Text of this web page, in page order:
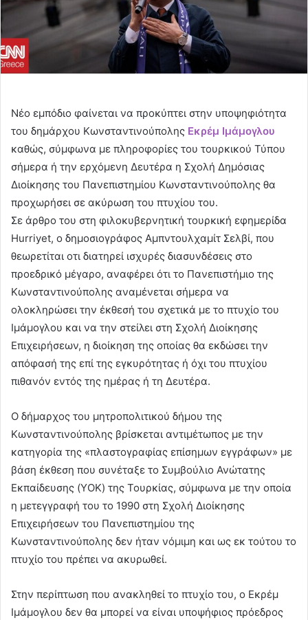
Νέο εμπόδιο φαίνεται να προκύπτει στην υποψηφιότητα
του δημάρχου Κωνσταντινούπολης Εκρέμ Ιμάμογλου
καθώς, σύμφωνα με πληροφορίες του τουρκικού Τύπου
σήμερα ή την ερχόμενη Δευτέρα η Σχολή Δημόσιας
Διοίκησης του Πανεπιστημίου Κωνσταντινούπολης θα
προχωρήσει σε ακύρωση του πτυχίου του.
Σε άρθρο του στη φιλοκυβερνητική τουρκική εφημερίδα
Hurriyet, ο δημοσιογράφος Αμπντουλχαμίτ Σελβί, που
θεωρετίται οτι διατηρεί ισχυρές διασυνδέσεις στο
προεδρικό μέγαρο, αναφέρει ότι το Πανεπιστήμιο της
Κωνσταντινούπολης αναμένεται σήμερα να
ολοκληρώσει την έκθεσή του σχετικά με το πτυχίο του
Ιμάμογλου και να την στείλει στη Σχολή Διοίκησης
Επιχειρήσεων, η διοίκηση της οποίας θα εκδώσει την
απόφασή της επί της εγκυρότητας ή όχι του πτυχίου
πιθανόν εντός της ημέρας ή τη Δευτέρα.
Ο δήμαρχος του μητροπολιτικού δήμου της
Κωνσταντινούπολης βρίσκεται αντιμέτωπος με την
κατηγορία της «πλαστογραφίας επίσημων εγγράφων» με
βάση έκθεση που συνέταξε το Συμβούλιο Ανώτατης
Εκπαίδευσης (YΟK) της Τουρκίας, σύμφωνα με την οποία
η μετεγγραφή του το 1990 στη Σχολή Διοίκησης
Επιχειρήσεων του Πανεπιστημίου της
Κωνσταντινούπολης δεν ήταν νόμιμη και ως εκ τούτου το
πτυχίο του πρέπει να ακυρωθεί.
Στην περίπτωση που ανακληθεί το πτυχίο του, ο Εκρέμ
Ιμάμογλου δεν θα μπορεί να είναι υποψήφιος πρόεδρος